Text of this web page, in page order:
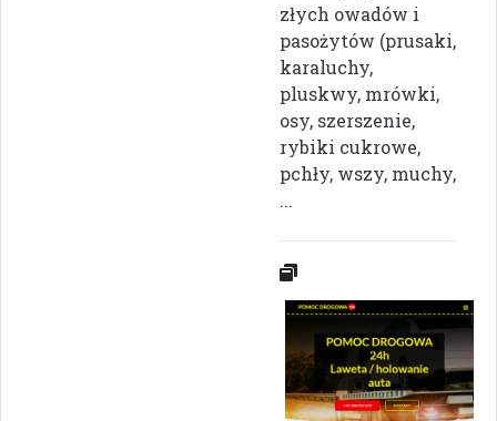
złych owadów i
pasożytów (prusaki,
karaluchy,
pluskwy, mrówki,
osy, szerszenie,
rybiki cukrowe,
pchły, wszy, muchy,
...